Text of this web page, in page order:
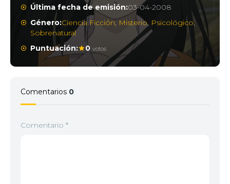
Última fecha de emisión:03-04-2008
Género:Ciencia Ficción, Misterio, Psicológico,
Sobrenatural
Puntuación:
0 votos
Comentarios 0
Comentario *